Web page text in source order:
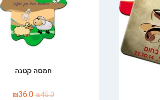
חמסה קטנה
₪45.0
₪36.0